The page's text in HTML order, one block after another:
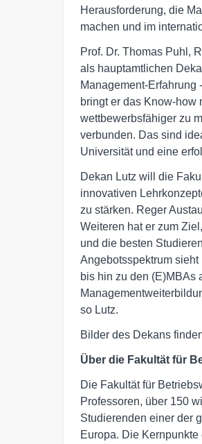
Herausforderung, die
machen und im
Prof. Dr. Thomas Puhl,
als hauptamtlichen
Management-
bringt er das Know-how
wettbewerbsfähiger zu
verbunden. Das sind
Universität und eine
Dekan Lutz will die
innovativen
zu stärken. Reger
Weiteren hat er zum
und die besten
Angebotsspektrum
bis hin zu den (E)MBAs
so Lutz.
Bilder des Dekans
Über die Fakultät für
Die Fakultät für
Professoren, über 150
Studierenden einer der
Europa. Die